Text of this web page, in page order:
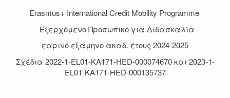
Erasmus+ International Credit Mobility Programme
Εξερχόμενο Προσωπικό για Διδασκαλία
εαρινό εξάμηνο ακαδ. έτους 2024-2025
Σχέδια 2022-1-EL01-KA171-HED-000074670 και 2023-1-
EL01-KA171-HED-000135737